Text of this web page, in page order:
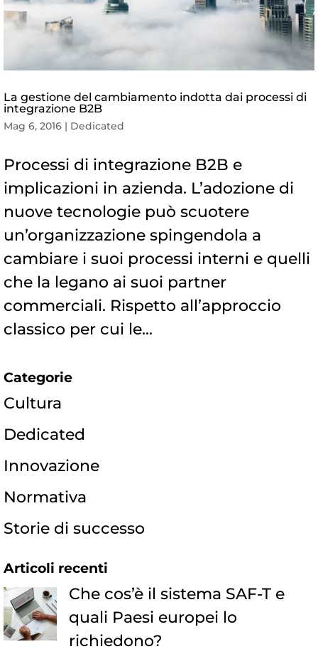
La gestione del cambiamento indotta dai processi di
integrazione B2B
Mag 6, 2016 | Dedicated
Processi di integrazione B2B e
implicazioni in azienda. L’adozione di
nuove tecnologie può scuotere
un’organizzazione spingendola a
cambiare i suoi processi interni e quelli
che la legano ai suoi partner
commerciali. Rispetto all’approccio
classico per cui le...
Categorie
Cultura
Dedicated
Innovazione
Normativa
Storie di successo
Articoli recenti
Che cos’è il sistema SAF-T e
quali Paesi europei lo
richiedono?